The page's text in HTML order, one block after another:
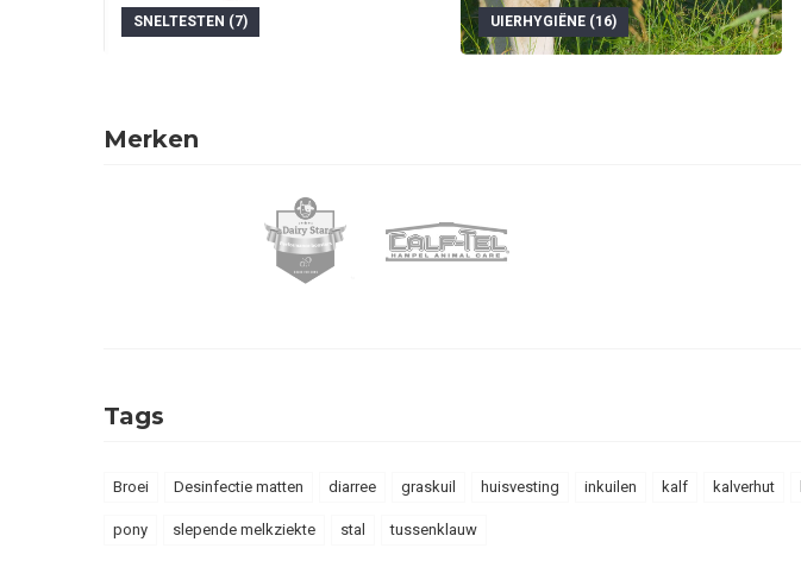
SNELTESTEN (7) UIERHYGIËNE (16)
Merken
Tags
Broei Desinfectie matten diarree graskuil huisvesting inkuilen kalf kalverhut
pony slepende melkziekte stal tussenklauw